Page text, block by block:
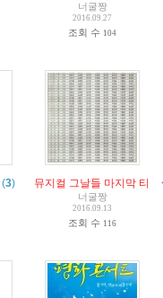
너굴짱
2016.09.27
조회 수 104
(3) 뮤지컬 그날들 마지막 티
너굴짱
2016.09.13
조회 수 116